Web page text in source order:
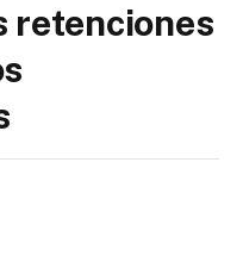
retenciones